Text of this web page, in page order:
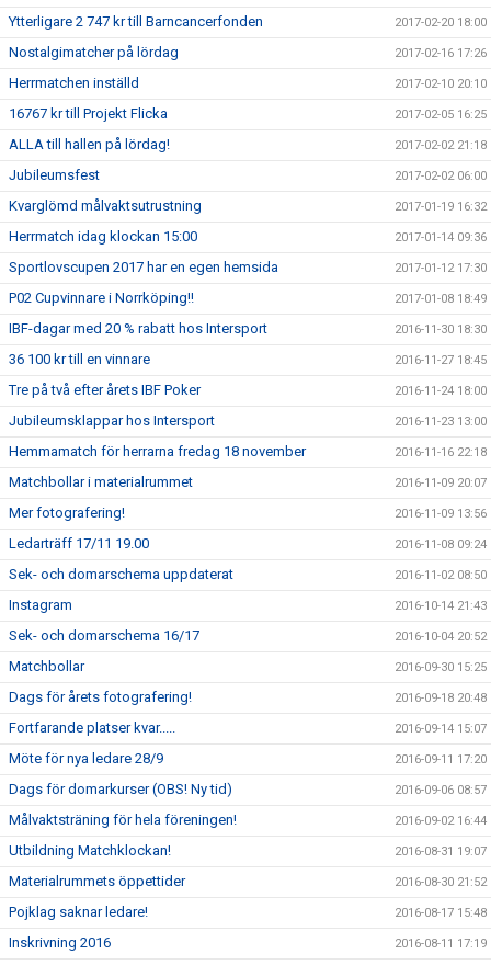
Ytterligare 2 747 kr till Barncancerfonden 2017-02-20 18:00
Nostalgimatcher på lördag 2017-02-16 17:26
Herrmatchen inställd 2017-02-10 20:10
16767 kr till Projekt Flicka 2017-02-05 16:25
ALLA till hallen på lördag! 2017-02-02 21:18
Jubileumsfest 2017-02-02 06:00
Kvarglömd målvaktsutrustning 2017-01-19 16:32
Herrmatch idag klockan 15:00 2017-01-14 09:36
Sportlovscupen 2017 har en egen hemsida 2017-01-12 17:30
P02 Cupvinnare i Norrköping!! 2017-01-08 18:49
IBF-dagar med 20 % rabatt hos Intersport 2016-11-30 18:30
36 100 kr till en vinnare 2016-11-27 18:45
Tre på två efter årets IBF Poker 2016-11-24 18:00
Jubileumsklappar hos Intersport 2016-11-23 13:00
Hemmamatch för herrarna fredag 18 november 2016-11-16 22:18
Matchbollar i materialrummet 2016-11-09 20:07
Mer fotografering! 2016-11-09 13:56
Ledarträff 17/11 19.00 2016-11-08 09:24
Sek- och domarschema uppdaterat 2016-11-02 08:50
Instagram 2016-10-14 21:43
Sek- och domarschema 16/17 2016-10-04 20:52
Matchbollar 2016-09-30 15:25
Dags för årets fotografering! 2016-09-18 20:48
Fortfarande platser kvar..... 2016-09-14 15:07
Möte för nya ledare 28/9 2016-09-11 17:20
Dags för domarkurser (OBS! Ny tid) 2016-09-06 08:57
Målvaktsträning för hela föreningen! 2016-09-02 16:44
Utbildning Matchklockan! 2016-08-31 19:07
Materialrummets öppettider 2016-08-30 21:52
Pojklag saknar ledare! 2016-08-17 15:48
Inskrivning 2016 2016-08-11 17:19